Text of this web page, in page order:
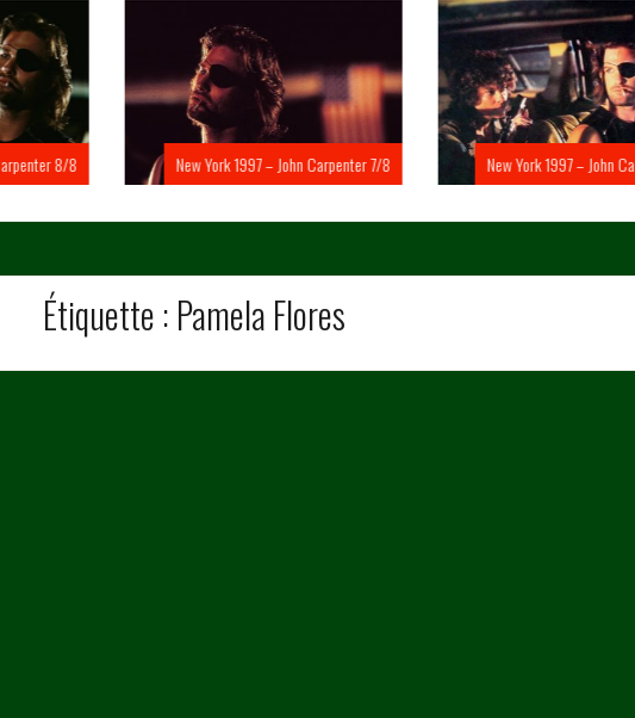
New York 1997 – John Carpenter 7/8 New York 1997 – John Carpenter 6/8
Étiquette : Pamela Flores